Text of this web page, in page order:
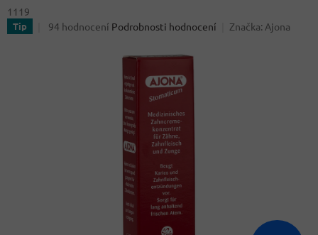
1119
Tip
Průměrné
94 hodnocení Podrobnosti hodnocení Značka: Ajona